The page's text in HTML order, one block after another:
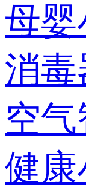
母
消毒
空
健康